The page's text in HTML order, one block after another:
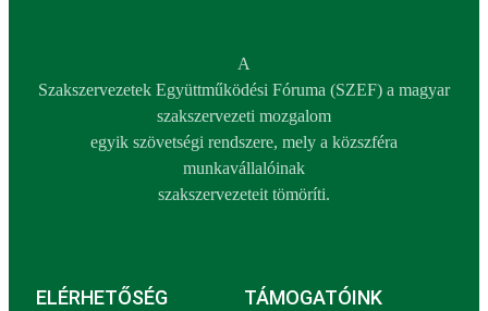
A
Szakszervezetek Együttműködési Fóruma (SZEF) a magyar
szakszervezeti mozgalom
egyik szövetségi rendszere, mely a közszféra
munkavállalóinak
szakszervezeteit tömöríti.
ELÉRHETŐSÉG TÁMOGATÓINK